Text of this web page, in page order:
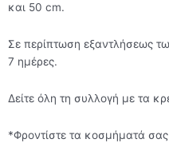
και 50 cm.
Σε περίπτωση εξαντλήσεως
7 ημέρες.
Δείτε όλη τη συλλογή με τα
*Φροντίστε τα κοσμήματά